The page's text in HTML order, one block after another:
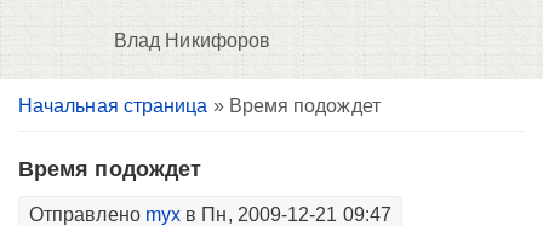
Влад Никифоров
Вы здесь
Начальная страница » Время подождет
Время подождет
Отправлено myx в Пн, 2009-12-21 09:47